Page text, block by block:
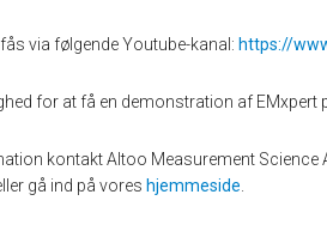
via følgende Youtube-kanal: https://
for at få en demonstration af EMxpert
kontakt Altoo Measurement Science
gå ind på vores hjemmeside